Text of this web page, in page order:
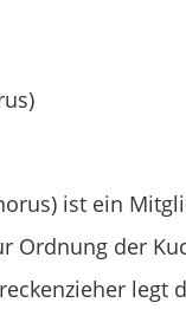
ist ein
Ordnung der
legt